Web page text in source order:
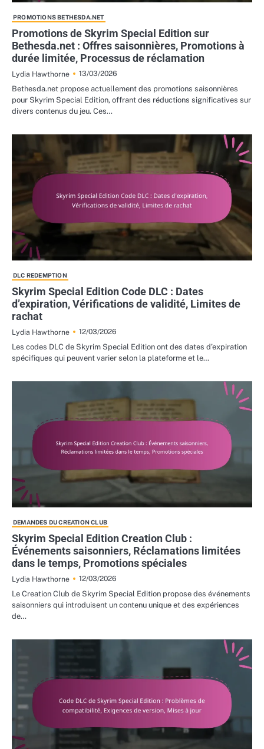
PROMOTIONS BETHESDA.NET
Promotions de Skyrim Special Edition sur
Bethesda.net : Offres saisonnières, Promotions à
durée limitée, Processus de réclamation
Lydia Hawthorne
13/03/2026
Bethesda.net propose actuellement des promotions saisonnières
pour Skyrim Special Edition, offrant des réductions significatives sur
divers contenus du jeu. Ces…
DLC REDEMPTION
Skyrim Special Edition Code DLC : Dates
d’expiration, Vérifications de validité, Limites de
rachat
Lydia Hawthorne
12/03/2026
Les codes DLC de Skyrim Special Edition ont des dates d’expiration
spécifiques qui peuvent varier selon la plateforme et le…
DEMANDES DU CREATION CLUB
Skyrim Special Edition Creation Club :
Événements saisonniers, Réclamations limitées
dans le temps, Promotions spéciales
Lydia Hawthorne
12/03/2026
Le Creation Club de Skyrim Special Edition propose des événements
saisonniers qui introduisent un contenu unique et des expériences
de…